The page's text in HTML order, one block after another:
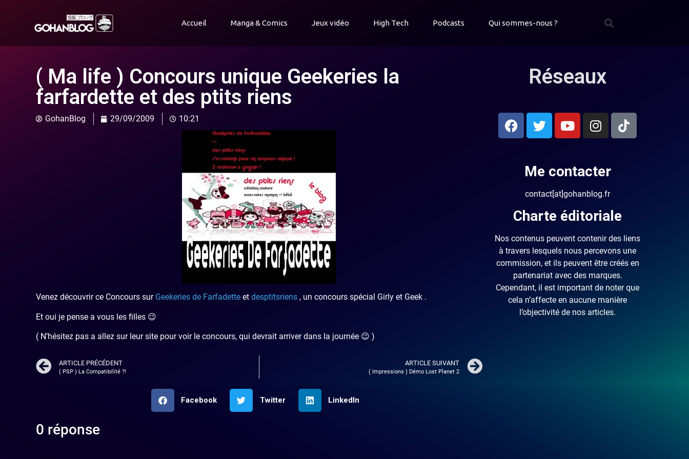
Accueil Manga & Comics Jeux vidéo High Tech Podcasts Qui sommes-nous ?
( Ma life ) Concours unique Geekeries la
farfardette et des ptits riens
GohanBlog 29/09/2009 10:21
Venez découvrir ce Concours sur Geekeries de Farfadette et desptitsriens , un concours spécial Girly et Geek .
Et oui je pense a vous les filles 😉
( N’hésitez pas a allez sur leur site pour voir le concours, qui devrait arriver dans la journée 😉 )
ARTICLE PRÉCÉDENT
( PSP ) La Compatibilité ?!
ARTICLE SUIVANT
( Impressions ) Démo Lost Planet 2
Facebook Twitter LinkedIn
0 réponse
Réseaux
Me contacter
contact[at]gohanblog.fr
Charte éditoriale
Nos contenus peuvent contenir des liens
à travers lesquels nous percevons une
commission, et ils peuvent être créés en
partenariat avec des marques.
Cependant, il est important de noter que
cela n’affecte en aucune manière
l’objectivité de nos articles.